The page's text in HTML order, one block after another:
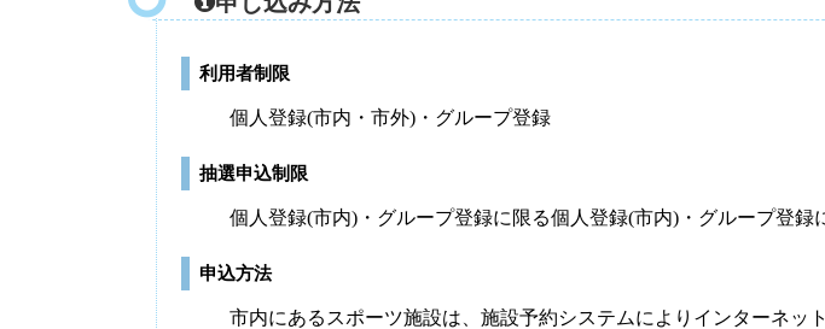
利用者制限
個人登録(市内・市外)・グループ登録
抽選申込制限
個人登録(市内)・グループ登録に限る個人登録(市内)・グループ登録
申込方法
市内にあるスポーツ施設は、施設予約システムによりインターネッ